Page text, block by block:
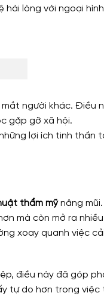
hài lòng với ngoại
người khác. Điều
gặp gỡ xã hội.
lợi ích tinh thần
thẩm mỹnâng mũi.
mà còn mở ra
xoay quanh việc cải
điều này đã góp
tự do hơn trong việc